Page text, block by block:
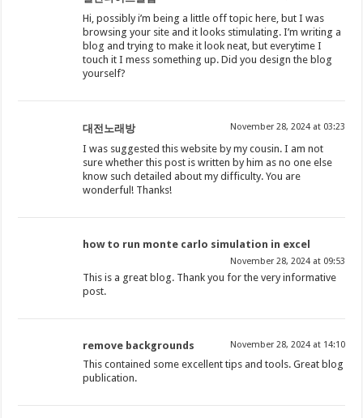
Hi, possibly i’m being a little off topic here, but I was
browsing your site and it looks stimulating. I’m writing a
blog and trying to make it look neat, but everytime I
touch it I mess something up. Did you design the blog
yourself?
대전노래방 November 28, 2024 at 03:23
I was suggested this website by my cousin. I am not
sure whether this post is written by him as no one else
know such detailed about my difficulty. You are
wonderful! Thanks!
how to run monte carlo simulation in excel
November 28, 2024 at 09:53
This is a great blog. Thank you for the very informative
post.
remove backgrounds November 28, 2024 at 14:10
This contained some excellent tips and tools. Great blog
publication.